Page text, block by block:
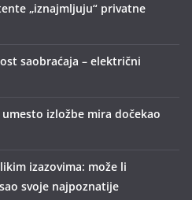
„iznajmljuju“ privatne
saobraćaja – električni
izložbe mira dočekao
izazovima: može li
svoje najpoznatije